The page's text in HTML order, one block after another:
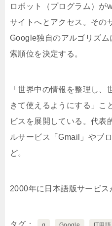
ロボット（プログラム）が
サイトへとアクセス。その
Google独自のアルゴリズ
索順位を決定する。
「世界中の情報を整理し
きて使えるようにする」こ
ビスを展開している。代表
ルサービス「Gmail」やブ
ど。
2000年に日本語版サービス
タグ